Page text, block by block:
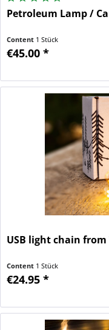
Petroleum Lamp /
Content 1 Stück
€45.00 *
USB light chain from
Content 1 Stück
€24.95 *